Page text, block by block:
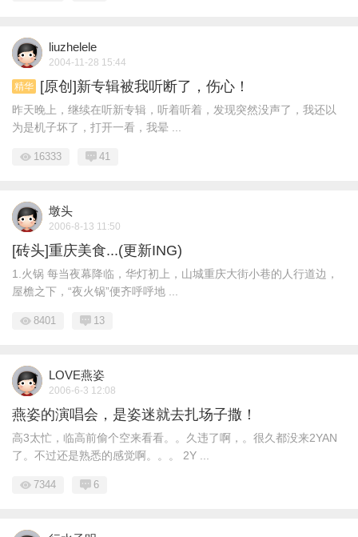
liuzhelele
2004-11-28 15:44
精华 [原创]新专辑被我听断了，伤心！
昨天晚上，继续在听新专辑，听着听着，发现突然没声了，我还以
为是机子坏了，打开一看，我晕 ...
16333 41
墩头
2006-8-13 11:50
[砖头]重庆美食...(更新ING)
1.火锅 每当夜幕降临，华灯初上，山城重庆大街小巷的人行道边，
屋檐之下，“夜火锅”便齐呼呼地 ...
8401 13
LOVE燕姿
2006-6-3 12:08
燕姿的演唱会，是姿迷就去扎场子撒！
高3太忙，临高前偷个空来看看。。久违了啊，。很久都没来2YAN
了。不过还是熟悉的感觉啊。。。 2Y ...
7344 6